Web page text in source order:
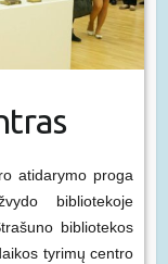
atidarymo proga
bibliotekoje
bibliotekos
tyrimų centro